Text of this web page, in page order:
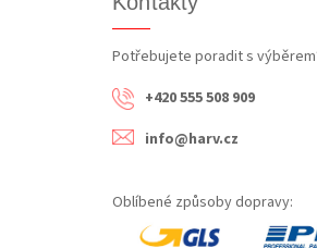
Potřebujete poradit s
+420 555 508 909
info@harv.cz
Oblíbené způsoby dopravy: